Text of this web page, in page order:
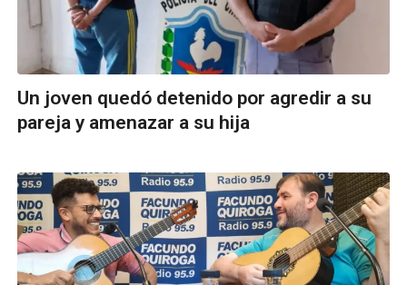
Un joven quedó detenido por agredir a su
pareja y amenazar a su hija